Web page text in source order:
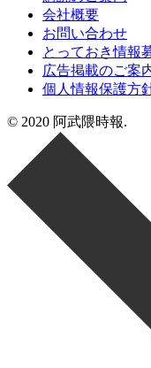
会社概要
お問い合わせ
とっておき情報
広告掲載のご案
個人情報保護方
© 2020 阿武隈時報.